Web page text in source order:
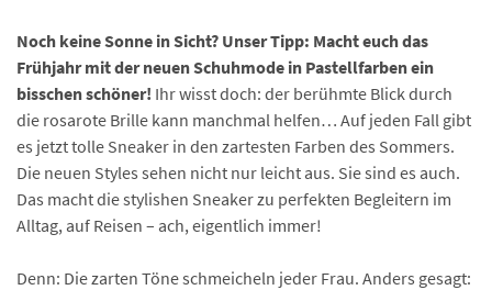
Noch keine Sonne in Sicht? Unser Tipp: Macht euch das
Frühjahr mit der neuen Schuhmode in Pastellfarben ein
bisschen schöner! Ihr wisst doch: der berühmte Blick durch
die rosarote Brille kann manchmal helfen… Auf jeden Fall gibt
es jetzt tolle Sneaker in den zartesten Farben des Sommers.
Die neuen Styles sehen nicht nur leicht aus. Sie sind es auch.
Das macht die stylishen Sneaker zu perfekten Begleitern im
Alltag, auf Reisen – ach, eigentlich immer!
Denn: Die zarten Töne schmeicheln jeder Frau. Anders gesagt: